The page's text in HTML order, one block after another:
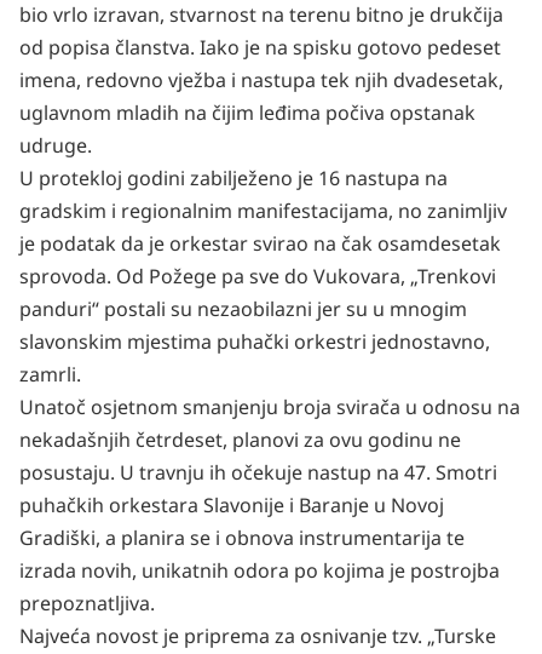
bio vrlo izravan, stvarnost na terenu bitno je drukčija
od popisa članstva. Iako je na spisku gotovo pedeset
imena, redovno vježba i nastupa tek njih dvadesetak,
uglavnom mladih na čijim leđima počiva opstanak
udruge.
U protekloj godini zabilježeno je 16 nastupa na
gradskim i regionalnim manifestacijama, no zanimljiv
je podatak da je orkestar svirao na čak osamdesetak
sprovoda. Od Požege pa sve do Vukovara, „Trenkovi
panduri“ postali su nezaobilazni jer su u mnogim
slavonskim mjestima puhački orkestri jednostavno,
zamrli.
Unatoč osjetnom smanjenju broja svirača u odnosu na
nekadašnjih četrdeset, planovi za ovu godinu ne
posustaju. U travnju ih očekuje nastup na 47. Smotri
puhačkih orkestara Slavonije i Baranje u Novoj
Gradiški, a planira se i obnova instrumentarija te
izrada novih, unikatnih odora po kojima je postrojba
prepoznatljiva.
Najveća novost je priprema za osnivanje tzv. „Turske